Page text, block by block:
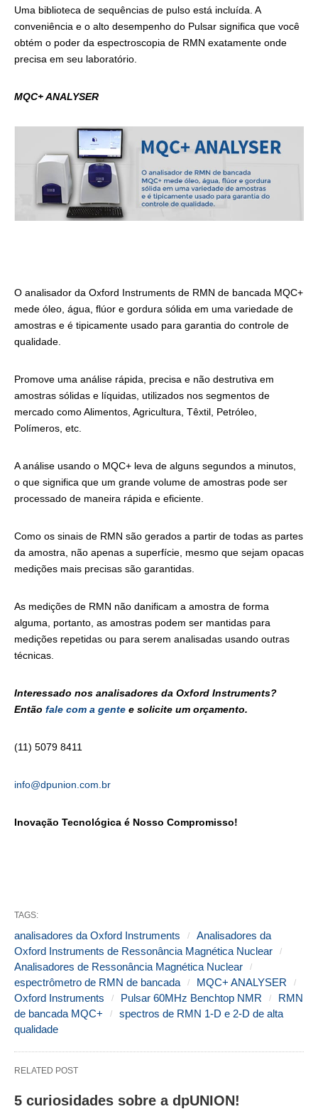
Uma biblioteca de sequências de pulso está incluída. A
conveniência e o alto desempenho do Pulsar significa que você
obtém o poder da espectroscopia de RMN exatamente onde
precisa em seu laboratório.
MQC+ ANALYSER
O analisador da Oxford Instruments de RMN de bancada MQC+
mede óleo, água, flúor e gordura sólida em uma variedade de
amostras e é tipicamente usado para garantia do controle de
qualidade.
Promove uma análise rápida, precisa e não destrutiva em
amostras sólidas e líquidas, utilizados nos segmentos de
mercado como Alimentos, Agricultura, Têxtil, Petróleo,
Polímeros, etc.
A análise usando o MQC+ leva de alguns segundos a minutos,
o que significa que um grande volume de amostras pode ser
processado de maneira rápida e eficiente.
Como os sinais de RMN são gerados a partir de todas as partes
da amostra, não apenas a superfície, mesmo que sejam opacas
medições mais precisas são garantidas.
As medições de RMN não danificam a amostra de forma
alguma, portanto, as amostras podem ser mantidas para
medições repetidas ou para serem analisadas usando outras
técnicas.
Interessado nos analisadores da Oxford Instruments?
Então fale com a gente e solicite um orçamento.
(11) 5079 8411
info@dpunion.com.br
Inovação Tecnológica é Nosso Compromisso!
TAGS:
analisadores da Oxford Instruments
Analisadores da
Oxford Instruments de Ressonância Magnética Nuclear
Analisadores de Ressonância Magnética Nuclear
espectrômetro de RMN de bancada
MQC+ ANALYSER
Oxford Instruments
Pulsar 60MHz Benchtop NMR
RMN
de bancada MQC+
spectros de RMN 1-D e 2-D de alta
qualidade
RELATED POST
5 curiosidades sobre a dpUNION!